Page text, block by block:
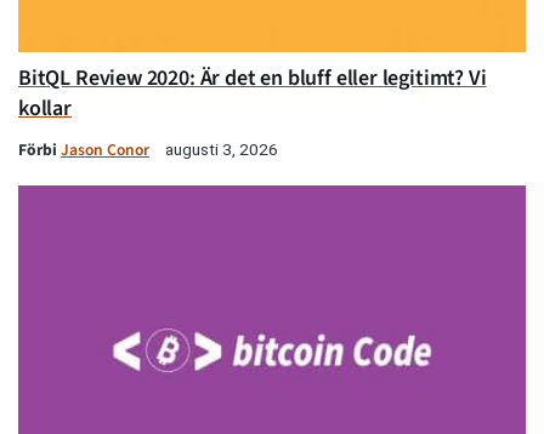
BitQL Review 2020: Är det en bluff eller legitimt? Vi
kollar
Förbi Jason Conor augusti 3, 2026